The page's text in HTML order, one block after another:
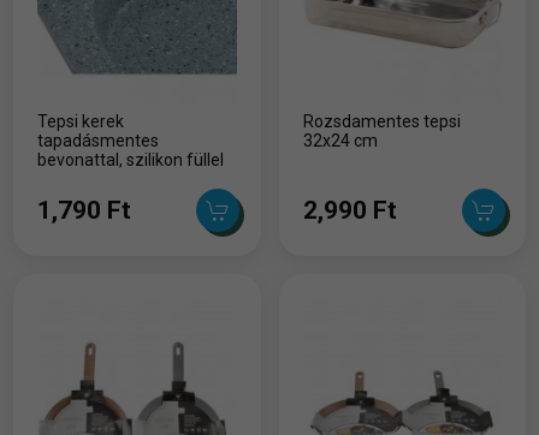
Tepsi kerek
tapadásmentes
bevonattal, szilikon füllel
1,790 Ft
Rozsdamentes tepsi
32x24 cm
2,990 Ft